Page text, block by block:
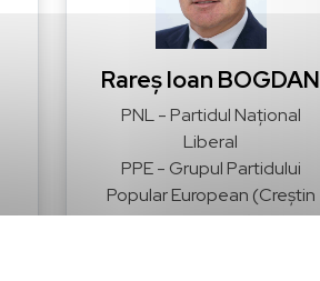
Rareș Ioan BOGDAN
PNL - Partidul Național
Liberal
PPE - Grupul Partidului
Popular European (Creștin
Democrat)